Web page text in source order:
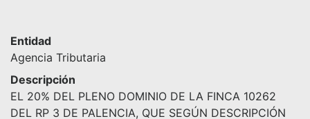
Entidad
Agencia Tributaria
Descripción
EL 20% DEL PLENO DOMINIO DE LA FINCA 10262
DEL RP 3 DE PALENCIA, QUE SEGÚN DESCRIPCIÓN